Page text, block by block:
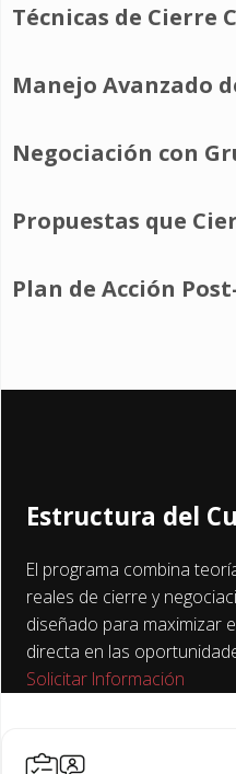
Técnicas de Cierre
Manejo Avanzado
Negociación con
Propuestas que
Plan de Acción
Estructura del
El programa combina
reales de cierre y
diseñado para maximizar
directa en las
Solicitar Información